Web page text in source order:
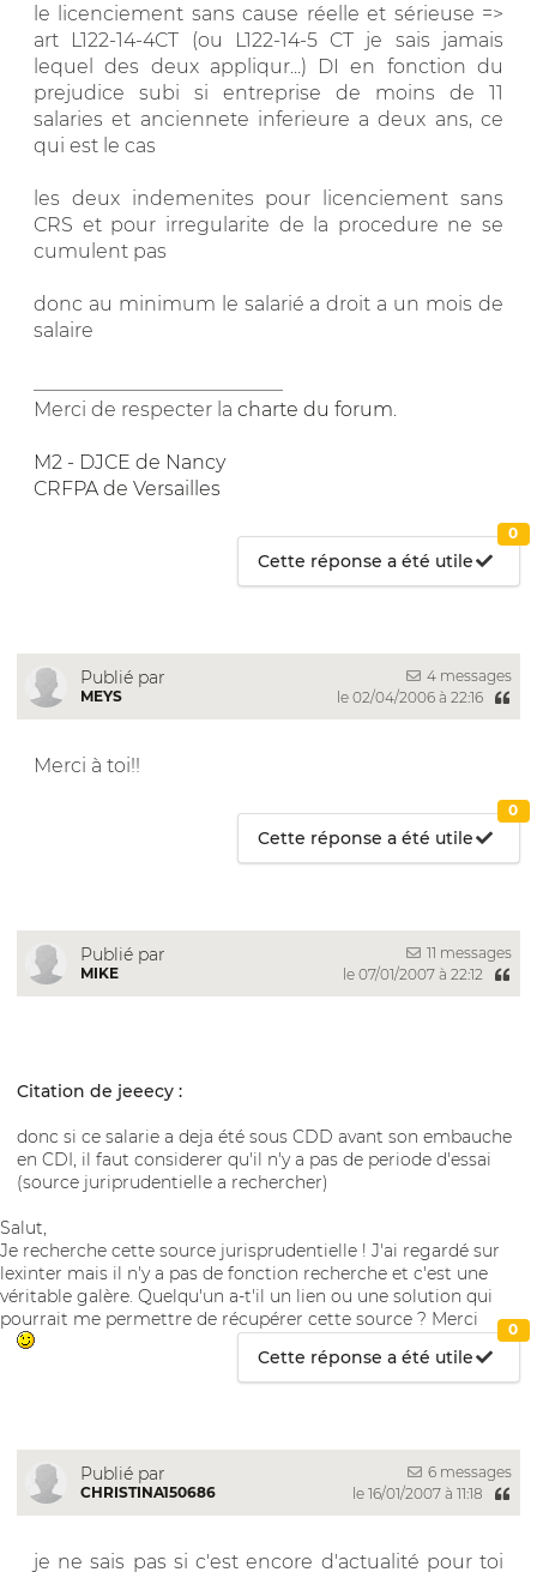
le licenciement sans cause réelle et sérieuse =>
art L122-14-4CT (ou L122-14-5 CT je sais jamais
lequel des deux appliqur...) DI en fonction du
prejudice subi si entreprise de moins de 11
salaries et anciennete inferieure a deux ans, ce
qui est le cas
les deux indemenites pour licenciement sans
CRS et pour irregularite de la procedure ne se
cumulent pas
donc au minimum le salarié a droit a un mois de
salaire
Merci de respecter la charte du forum
M2 - DJCE de Nancy
CRFPA de Versailles
Cette réponse a été utile
0
Publié par
MEYS
4 messages
le 02/04/2006 à 22:16
Merci à toi!!
Cette réponse a été utile
0
Publié par
MIKE
11 messages
le 07/01/2007 à 22:12
Citation de jeeecy :
donc si ce salarie a deja été sous CDD avant son embauche
en CDI, il faut considerer qu'il n'y a pas de periode d'essai
(source juriprudentielle a rechercher)
Salut,
Je recherche cette source jurisprudentielle ! J'ai regardé sur
lexinter mais il n'y a pas de fonction recherche et c'est une
véritable galère. Quelqu'un a-t'il un lien ou une solution qui
pourrait me permettre de récupérer cette source ? Merci
Cette réponse a été utile
0
Publié par
CHRISTINA150686
6 messages
le 16/01/2007 à 11:18
je ne sais pas si c'est encore d'actualité pour toi